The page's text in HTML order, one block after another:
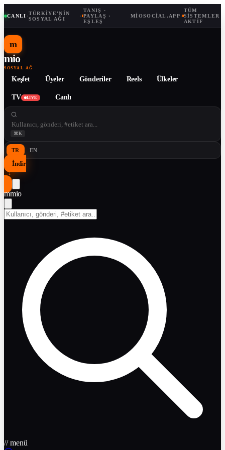
CANLI ·TÜRKIYE'NIN
SOSYAL AĞI
·
TANIŞ ·
PAYLAŞ ·
EŞLEŞ
MIOSOCIAL.APP·
TÜM
SISTEMLER
AKTIF
m
mio
SOSYAL AĞ
Keşfet Üyeler Gönderiler Reels Ülkeler
TV LIVE Canlı
⌘K
TR EN
İndir
↓
mmio
// menü